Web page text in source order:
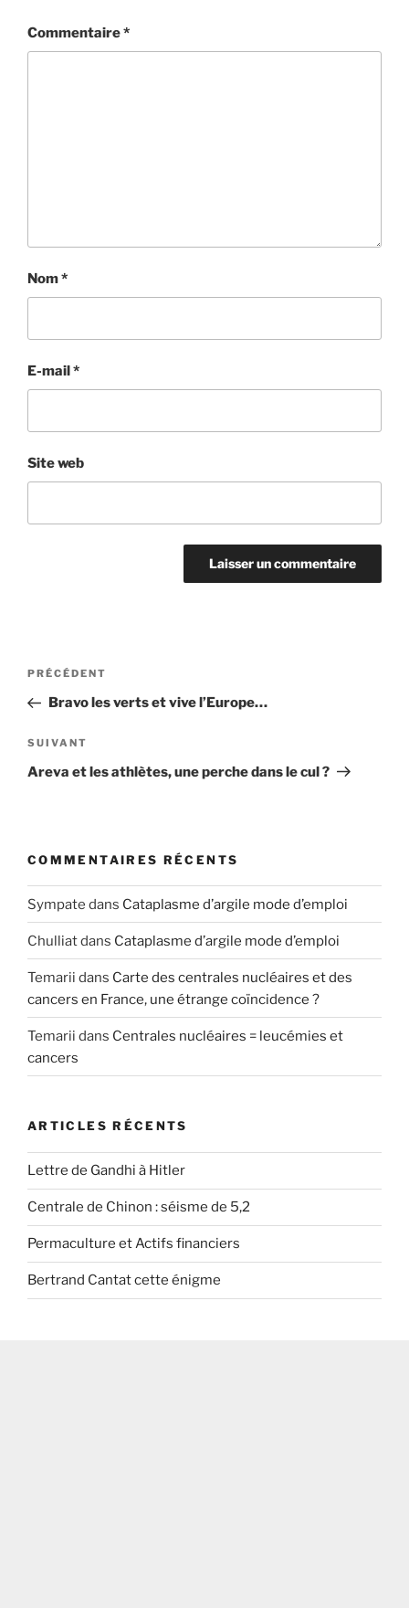
Commentaire*
Nom*
E-mail*
Site web
Navigation
l’article
Article
précédent
PRÉCÉDENT
Bravo les verts et vive l’Europe…
Article
suivant
SUIVANT
Areva et les athlètes, une perche dans le cul ?
COMMENTAIRES RÉCENTS
Sympate dans Cataplasme d’argile mode d’emploi
Chulliatdans Cataplasme d’argile mode d’emploi
Temarii dans Carte des centrales nucléaires et des
cancers en France, une étrange coïncidence ?
Temarii dans Centrales nucléaires = leucémies et
cancers
ARTICLES RÉCENTS
Lettre de Gandhi à Hitler
Centrale de Chinon : séisme de 5,2
Permaculture et Actifs financiers
Bertrand Cantat cette énigme